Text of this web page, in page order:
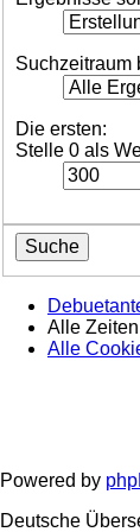
Suchzeitraum
Die ersten:
Stelle 0 als
Alle
Alle
Powered by
Deutsche